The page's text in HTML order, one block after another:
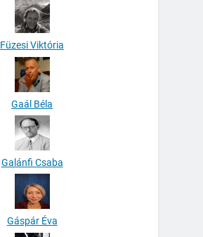
Füzesi Viktória
Gaál Béla
Galánfi Csaba
Gáspár Éva